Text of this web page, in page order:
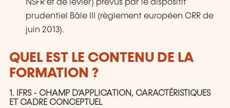
NSFR et de levier) prévus par le dispositif
prudentiel Bâle III (règlement européen CRR de
juin 2013).
QUEL EST LE CONTENU DE LA
FORMATION ?
1. IFRS - CHAMP D'APPLICATION, CARACTÉRISTIQUES
ET CADRE CONCEPTUEL